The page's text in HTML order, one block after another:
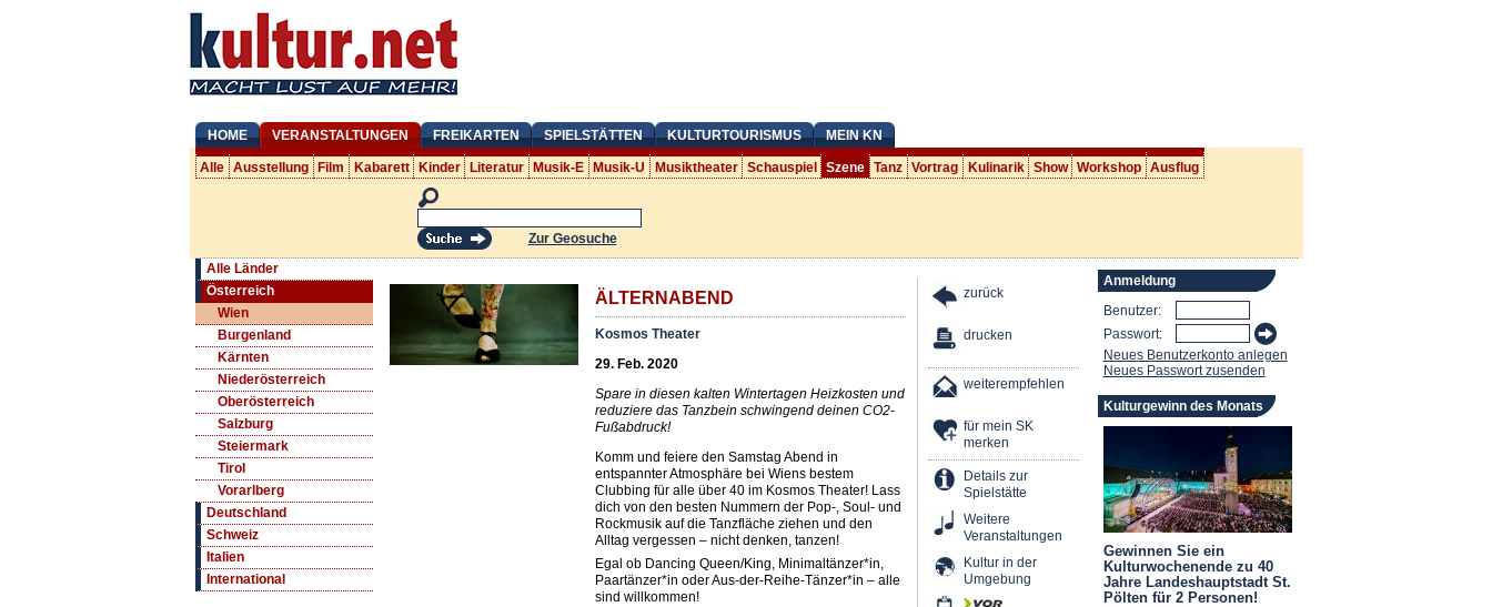
HOME VERANSTALTUNGEN FREIKARTEN SPIELSTÄTTEN KULTURTOURISMUS MEIN KN
Alle Ausstellung Film Kabarett Kinder Literatur Musik-E Musik-U Musiktheater Schauspiel Szene Tanz Vortrag Kulinarik Show Workshop Ausflug
Zur Geosuche
Alle Länder
Österreich
Wien
Burgenland
Kärnten
Niederösterreich
Oberösterreich
Salzburg
Steiermark
Tirol
Vorarlberg
Deutschland
Schweiz
Italien
International
ÄLTERNABEND
Kosmos Theater
29. Feb. 2020
Spare in diesen kalten Wintertagen Heizkosten und
reduziere das Tanzbein schwingend deinen CO2-
Fußabdruck!
Komm und feiere den Samstag Abend in
entspannter Atmosphäre bei Wiens bestem
Clubbing für alle über 40 im Kosmos Theater! Lass
dich von den besten Nummern der Pop-, Soul- und
Rockmusik auf die Tanzfläche ziehen und den
Alltag vergessen – nicht denken, tanzen!
Egal ob Dancing Queen/King, Minimaltänzer*in,
Paartänzer*in oder Aus-der-Reihe-Tänzer*in – alle
sind willkommen!
zurück
drucken
weiterempfehlen
für mein SK
merken
Details zur
Spielstätte
Weitere
Veranstaltungen
Kultur in der
Umgebung
Anmeldung
Benutzer:
Passwort:
Neues Benutzerkonto anlegen
Neues Passwort zusenden
Kulturgewinn des Monats
Gewinnen Sie ein
Kulturwochenende zu 40
Jahre Landeshauptstadt St.
Pölten für 2 Personen!